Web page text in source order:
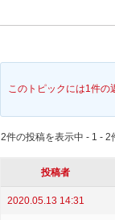
このトピックには1件の
2件の投稿を表示中 - 1 - 2
投稿者
2020.05.13 14:31